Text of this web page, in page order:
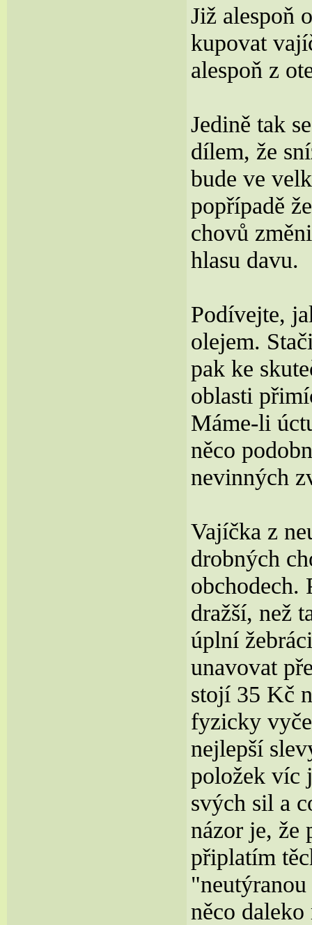
Již alespoň
kupovat
alespoň z
Jedině tak
dílem, že
bude ve
popřípadě
chovů
hlasu davu.
Podívejte,
olejem.
pak ke
oblasti
Máme-li
něco
nevinných
Vajíčka z
drobných
obchodech.
dražší, než
úplní
unavovat
stojí 35 Kč
fyzicky
nejlepší
položek víc
svých sil a
názor je, že
připlatím
něco